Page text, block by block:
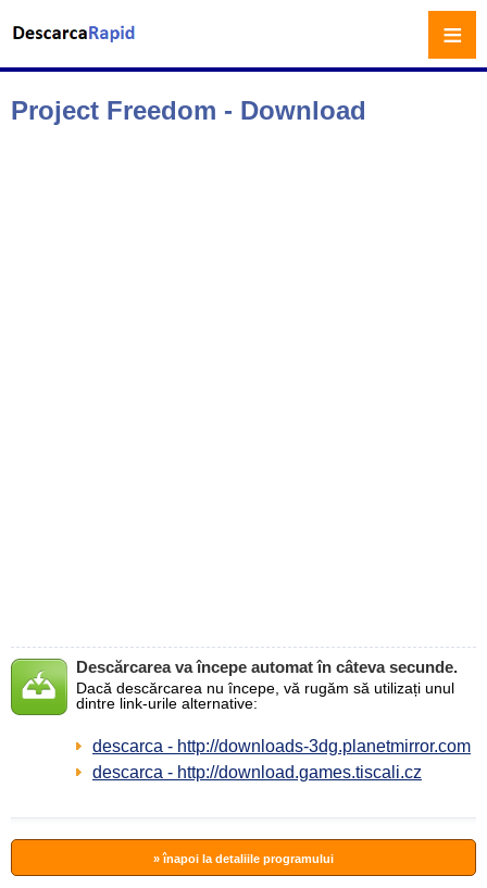
Project Freedom - Download
Descărcarea va începe automat în câteva secunde.
Dacă descărcarea nu începe, vă rugăm să utilizați unul
dintre link-urile alternative:
descarca - http://downloads-3dg.planetmirror.com
descarca - http://download.games.tiscali.cz
» înapoi la detaliile programului
≡